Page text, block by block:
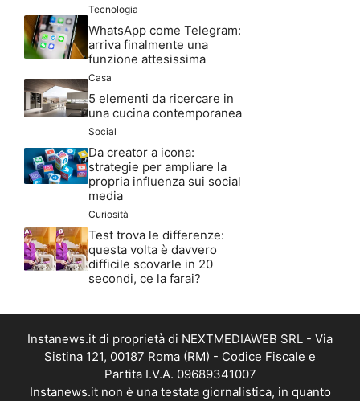
Tecnologia
WhatsApp come Telegram:
arriva finalmente una
funzione attesissima
Casa
5 elementi da ricercare in
una cucina contemporanea
Social
Da creator a icona:
strategie per ampliare la
propria influenza sui social
media
Curiosità
Test trova le differenze:
questa volta è davvero
difficile scovarle in 20
secondi, ce la farai?
Instanews.it di proprietà di NEXTMEDIAWEB SRL - Via
Sistina 121, 00187 Roma (RM) - Codice Fiscale e
Partita I.V.A. 09689341007
Instanews.it non è una testata giornalistica, in quanto